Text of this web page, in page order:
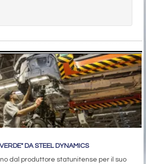
DA STEEL DYNAMICS
dal produttore statunitense per il suo